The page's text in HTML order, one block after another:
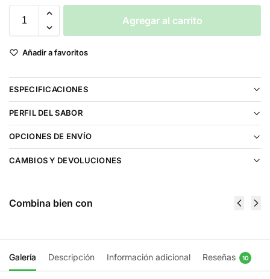
Agregar al carrito
Añadir a favoritos
ESPECIFICACIONES
PERFIL DEL SABOR
OPCIONES DE ENVÍO
CAMBIOS Y DEVOLUCIONES
Combina bien con
Galería Descripción Información adicional Reseñas 10